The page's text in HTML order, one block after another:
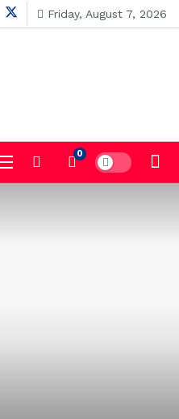
Friday, August 7, 2026
0